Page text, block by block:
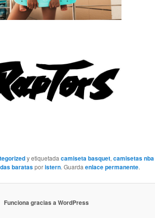
y etiquetada camiseta basquet, camisetas
baratasporistern. Guarda enlace permanente.
Funciona gracias a WordPress